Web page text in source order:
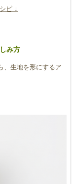
ピ ↓
み方
、生地を形にするア